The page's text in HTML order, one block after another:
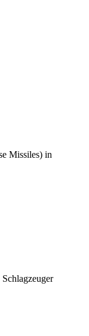
Missiles) in